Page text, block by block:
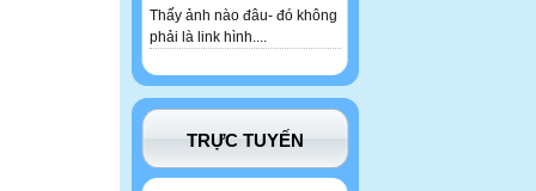
Thấy ảnh nào đâu- đó không
phải là link hình....
TRỰC TUYẾN